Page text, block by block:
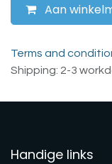
Aan
Terms and
Shipping: 2-3
Handige links